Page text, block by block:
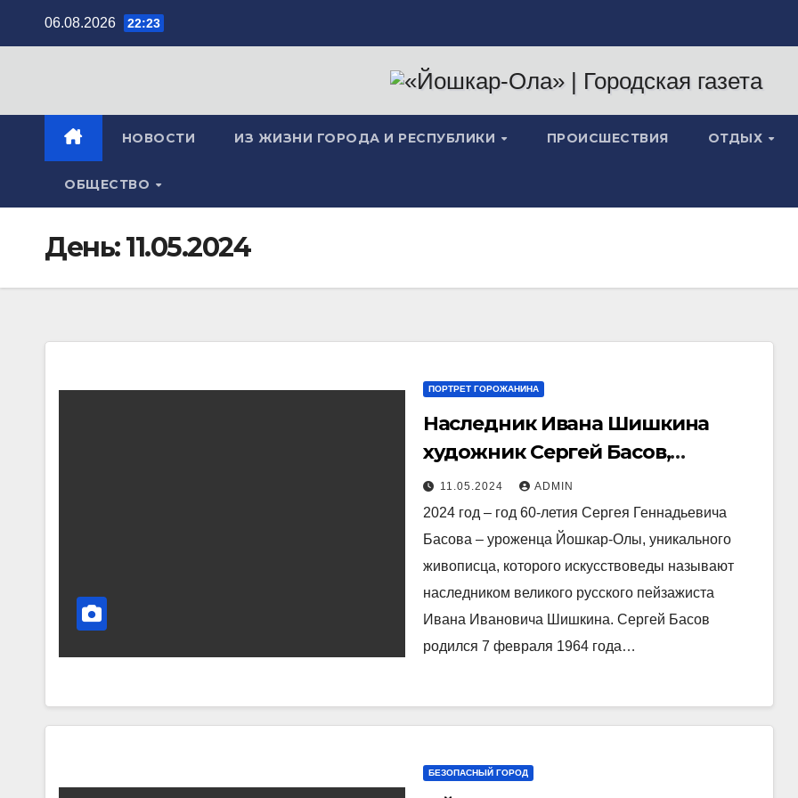
06.08.2026 22:23
НОВОСТИ ИЗ ЖИЗНИ ГОРОДА И РЕСПУБЛИКИ ПРОИСШЕСТВИЯ ОТДЫХ
ОБЩЕСТВО
День:11.05.2024
ПОРТРЕТ ГОРОЖАНИНА
Наследник Ивана Шишкина
художник Сергей Басов,
родившийся в Йошкар-Оле
11.05.2024 ADMIN
2024 год – год 60-летия Сергея Геннадьевича
Басова – уроженца Йошкар-Олы, уникального
живописца, которого искусствоведы называют
наследником великого русского пейзажиста
Ивана Ивановича Шишкина. Сергей Басов
родился 7 февраля 1964 года…
БЕЗОПАСНЫЙ ГОРОД